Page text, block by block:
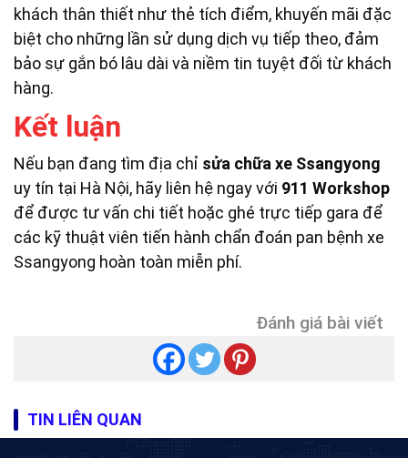
khách thân thiết như thẻ tích điểm, khuyến mãi đặc
biệt cho những lần sử dụng dịch vụ tiếp theo, đảm
bảo sự gắn bó lâu dài và niềm tin tuyệt đối từ khách
hàng.
Kết luận
Nếu bạn đang tìm địa chỉ sửa chữa xe Ssangyong
uy tín tại Hà Nội, hãy liên hệ ngay với 911 Workshop
để được tư vấn chi tiết hoặc ghé trực tiếp gara để
các kỹ thuật viên tiến hành chẩn đoán pan bệnh xe
Ssangyong hoàn toàn miễn phí.
Đánh giá bài viết
TIN LIÊN QUAN